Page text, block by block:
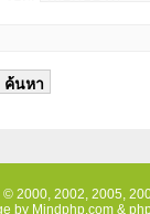
© 2000, 2002, 2005,
by Mindphp.com&